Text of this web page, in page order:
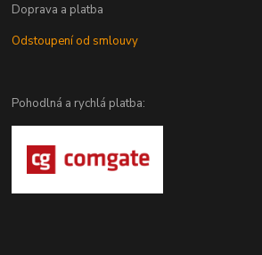
Doprava a platba
Odstoupení od smlouvy
Pohodlná a rychlá platba: